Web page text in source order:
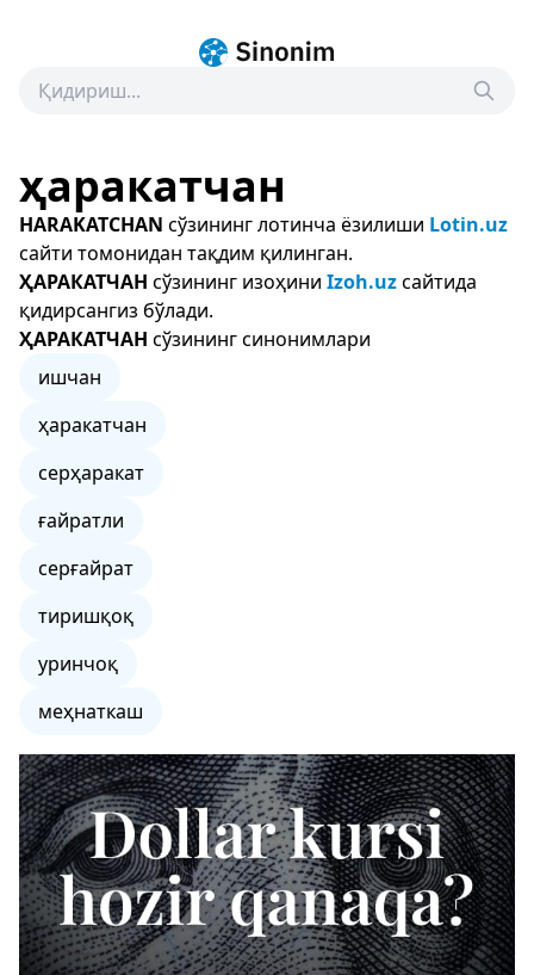
ҳаракатчан
HARAKATCHAN сўзининг лотинча ёзилиши Lotin.uz
сайти томонидан тақдим қилинган.
ҲАРАКАТЧАН сўзининг изоҳини Izoh.uzсайтида
қидирсангиз бўлади.
ҲАРАКАТЧАН сўзининг синонимлари
ишчан
ҳаракатчан
серҳаракат
ғайратли
серғайрат
тиришқоқ
уринчоқ
меҳнаткаш